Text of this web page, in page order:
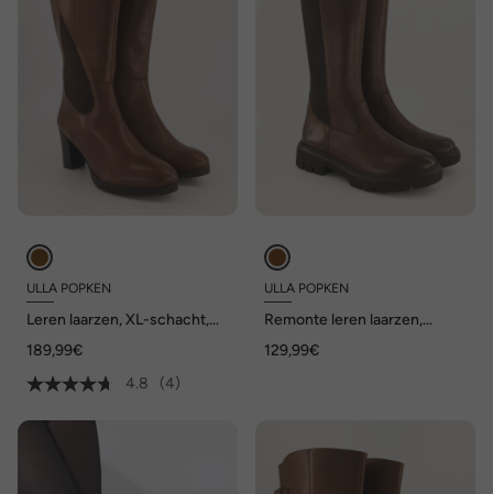
ULLA POPKEN
Leren laarzen, XL-schacht,
nappaleer, wijdte H
189,99€
4.8
(4)
ULLA POPKEN
Remonte leren laarzen,
G
129,99€